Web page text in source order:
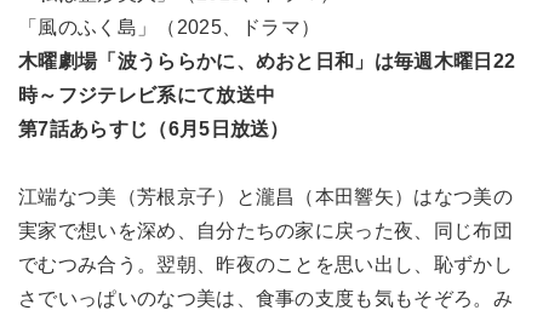
「風のふく島」（2025、ドラマ）
木曜劇場「波うららかに、めおと日和」は毎週木曜日22
時～フジテレビ系にて放送中
第7話あらすじ（6月5日放送）
江端なつ美（芳根京子）と瀧昌（本田響矢）はなつ美の
実家で想いを深め、自分たちの家に戻った夜、同じ布団
でむつみ合う。翌朝、昨夜のことを思い出し、恥ずかし
さでいっぱいのなつ美は、食事の支度も気もそぞろ。み